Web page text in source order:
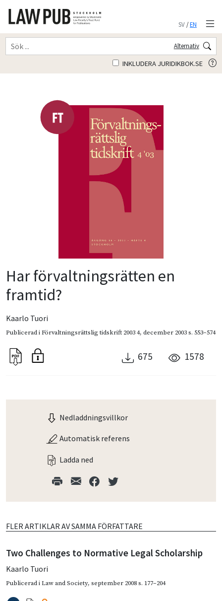
SV/EN
Alternativ
INKLUDERA JURIDIKBOK.SE
Har förvaltningsrätten en
framtid?
Kaarlo Tuori
Publicerad iFörvaltningsrättslig tidskrift 2003 4, december 2003s. 553–574
675 1578
Nedladdningsvillkor
Automatisk referens
Ladda ned
FLER ARTIKLAR AV SAMMA FÖRFATTARE
Two Challenges to Normative Legal Scholarship
Kaarlo Tuori
Publicerad iLaw and Society, september 2008s. 177–204